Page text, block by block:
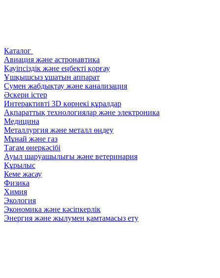
Каталог
Авиация және астронавтика
Қауіпсіздік және еңбекті қорғау
Ұшқышсыз ұшатын аппарат
Сумен жабдықтау және канализация
Әскери істер
Интерактивті 3D көрнекі құралдар
Ақпараттық технологиялар және электроника
Медицина
Металлургия және металл өңдеу
Мұнай және газ
Тағам өнеркәсібі
Ауыл шаруашылығы және ветеринария
Құрылыс
Кеме жасау
Физика
Химия
Экология
Экономика және кәсіпкерлік
Энергия және жылумен қамтамасыз ету